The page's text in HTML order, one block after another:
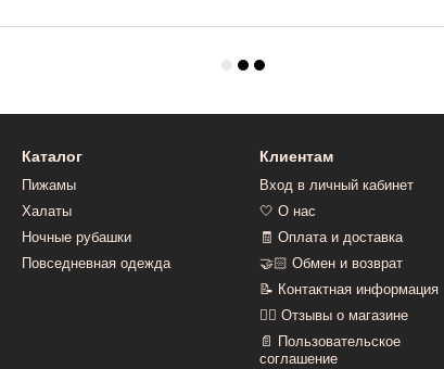
Каталог
Пижамы
Халаты
Ночные рубашки
Повседневная одежда
Клиентам
Вход в личный кабинет
🤍 О нас
🧾 Оплата и доставка
🤝🏻 Обмен и возврат
📝 Контактная информация
👍🏻 Отзывы о магазине
📄 Пользовательское
соглашение